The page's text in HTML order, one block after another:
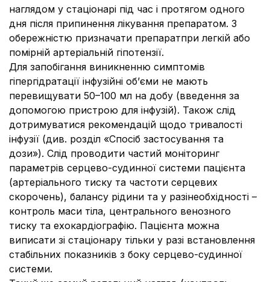
наглядом у стаціонарі під час і протягом одного
дня після припинення лікування препаратом. З
обережністю призначати препаратпри легкій або
помірній артеріальній гіпотензії.
Для запобігання виникненню симптомів
гіпергідратації інфузійні об’єми не мають
перевищувати 50–100 мл на добу (введення за
допомогою пристрою для інфузій). Також слід
дотримуватися рекомендацій щодо тривалості
інфузії (див. розділ «Спосіб застосування та
дози»). Слід проводити частий моніторинг
параметрів серцево-судинної системи пацієнта
(артеріального тиску та частоти серцевих
скорочень), балансу рідини та у разінеобхідності –
контроль маси тіла, центрального венозного
тиску та ехокардіографію. Пацієнта можна
виписати зі стаціонару тільки у разі встановлення
стабільних показників з боку серцево-судинної
системи.